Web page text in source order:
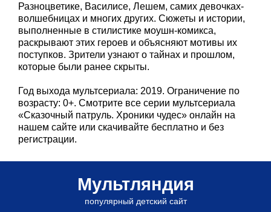
Разноцветике, Василисе, Лешем, самих девочках-
волшебницах и многих других. Сюжеты и истории,
выполненные в стилистике моушн-комикса,
раскрывают этих героев и объясняют мотивы их
поступков. Зрители узнают о тайнах и прошлом,
которые были ранее скрыты.
Год выхода мультсериала: 2019. Ограничение по
возрасту: 0+. Смотрите все серии мультсериала
«Сказочный патруль. Хроники чудес» онлайн на
нашем сайте или скачивайте бесплатно и без
регистрации.
Мультляндия
популярный детский сайт